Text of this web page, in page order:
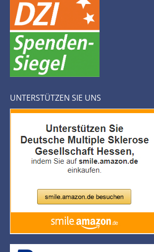
UNTERSTÜTZEN SIE UNS